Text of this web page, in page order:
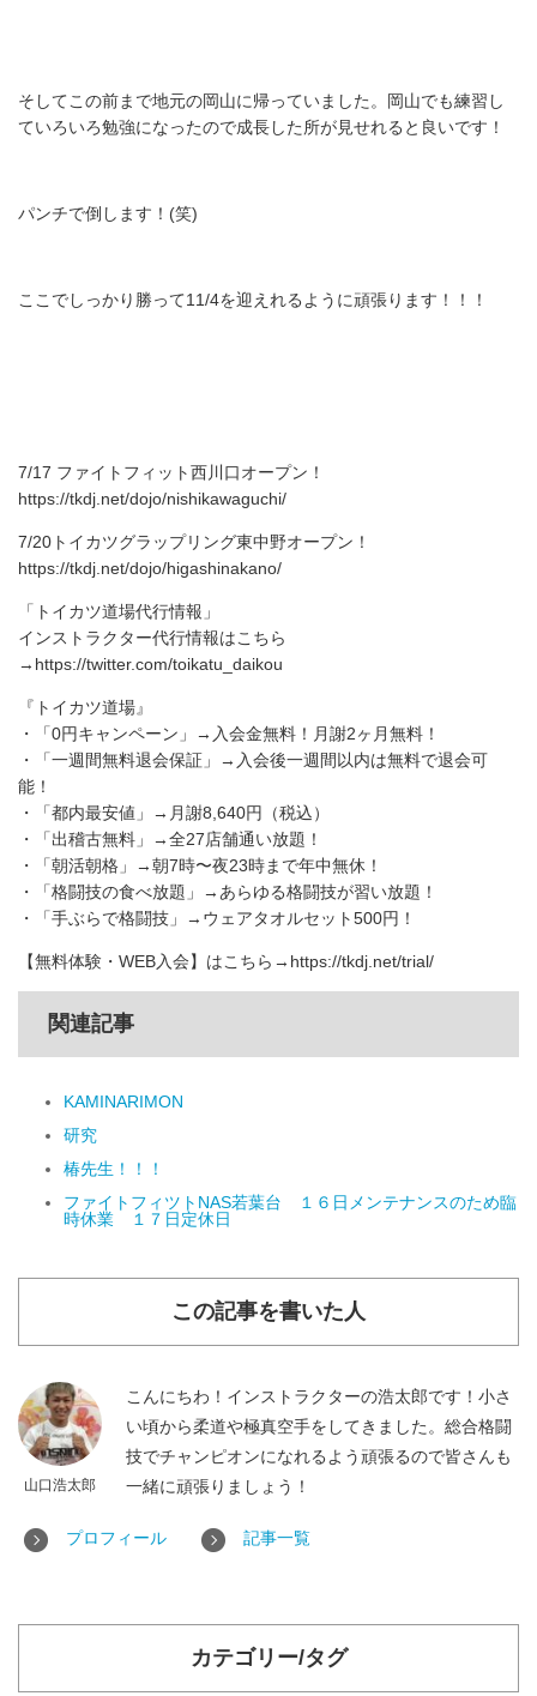
そしてこの前まで地元の岡山に帰っていました。岡山でも練習し
ていろいろ勉強になったので成長した所が見せれると良いです！
パンチで倒します！(笑)
ここでしっかり勝って11/4を迎えれるように頑張ります！！！
7/17 ファイトフィット西川口オープン！
https://tkdj.net/dojo/nishikawaguchi/
7/20トイカツグラップリング東中野オープン！
https://tkdj.net/dojo/higashinakano/
「トイカツ道場代行情報」
インストラクター代行情報はこちら
→https://twitter.com/toikatu_daikou
『トイカツ道場』
・「0円キャンペーン」→入会金無料！月謝2ヶ月無料！
・「一週間無料退会保証」→入会後一週間以内は無料で退会可
能！
・「都内最安値」→月謝8,640円（税込）
・「出稽古無料」→全27店舗通い放題！
・「朝活朝格」→朝7時〜夜23時まで年中無休！
・「格闘技の食べ放題」→あらゆる格闘技が習い放題！
・「手ぶらで格闘技」→ウェアタオルセット500円！
【無料体験・WEB入会】はこちら→https://tkdj.net/trial/
関連記事
KAMINARIMON
研究
椿先生！！！
ファイトフィツトNAS若葉台 １６日メンテナンスのため臨
時休業 １７日定休日
この記事を書いた人
山口浩太郎
こんにちわ！インストラクターの浩太郎です！小さ
い頃から柔道や極真空手をしてきました。総合格闘
技でチャンピオンになれるよう頑張るので皆さんも
一緒に頑張りましょう！
プロフィール 記事一覧
カテゴリー/タグ